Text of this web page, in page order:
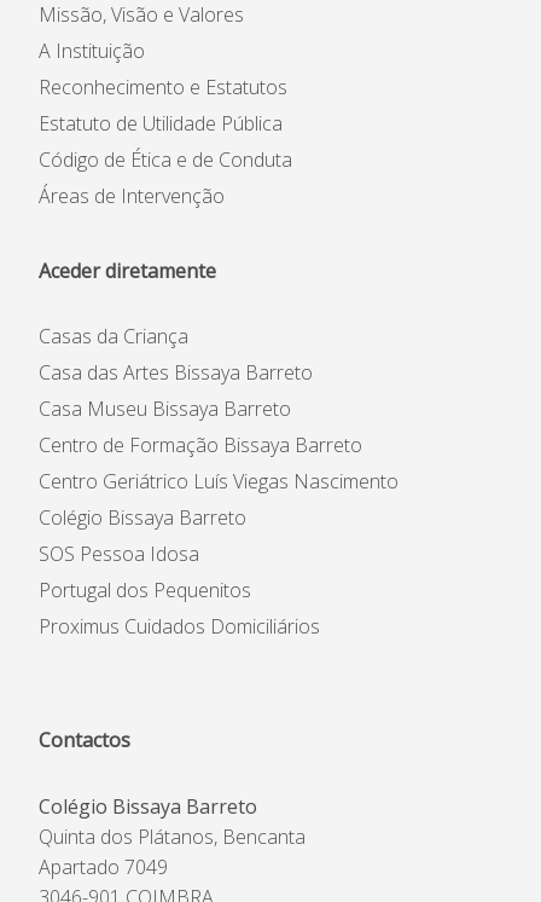
Missão, Visão e Valores
A Instituição
Reconhecimento e Estatutos
Estatuto de Utilidade Pública
Código de Ética e de Conduta
Áreas de Intervenção
Aceder diretamente
Casas da Criança
Casa das Artes Bissaya Barreto
Casa Museu Bissaya Barreto
Centro de Formação Bissaya Barreto
Centro Geriátrico Luís Viegas Nascimento
Colégio Bissaya Barreto
SOS Pessoa Idosa
Portugal dos Pequenitos
Proximus Cuidados Domiciliários
Contactos
Colégio Bissaya Barreto
Quinta dos Plátanos, Bencanta
Apartado 7049